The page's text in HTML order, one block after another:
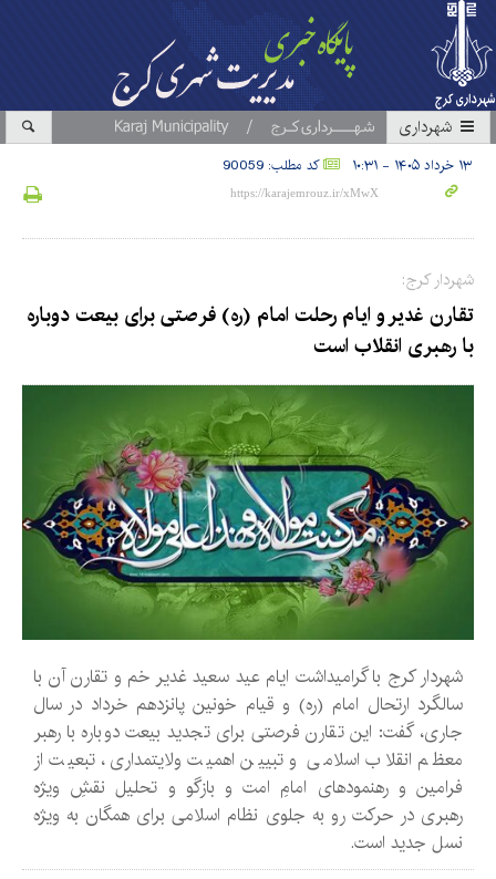
شهرداری
۱۳ خرداد ۱۴۰۵ - ۱۰:۳۱ کد مطلب: 90059
شهردار کرج:
تقارن غدیر و ایام رحلت امام (ره) فرصتی برای بیعت دوباره
با رهبری انقلاب است
شهردار کرج با گرامیداشت ایام عید سعید غدیر خم و تقارن آن با
سالگرد ارتحال امام (ره) و قیام خونین پانزدهم خرداد در سال
جاری، گفت: این تقارن فرصتی برای تجدید بیعت دوباره با رهبر
معظم انقلاب اسلامی و تبیین اهمیت ولایتمداری، تبعیت از
فرامین و رهنمودهای امامِ امت و بازگو و تحلیل نقشِ ویژه
رهبری در حرکت رو به جلوی نظام اسلامی برای همگان به ویژه
نسل جدید است.